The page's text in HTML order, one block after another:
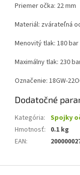
Priemer očka: 22 mm
Materiál: zvárateľná
Menovitý tlak: 180 bar
Maximálny tlak: 230
Označenie: 18GW-
Dodatočné
Kategória: Spojky
Hmotnosť: 0.1 kg
EAN: